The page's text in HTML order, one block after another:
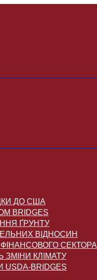
ДО США
BRIDGES
ҐРУНТУ
ВІДНОСИН
СЕКТОРА
ЗМІНИ КЛІМАТУ
USDA-BRIDGES